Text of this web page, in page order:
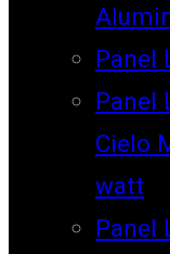
Panel
Panel
Cielo
watt
Panel